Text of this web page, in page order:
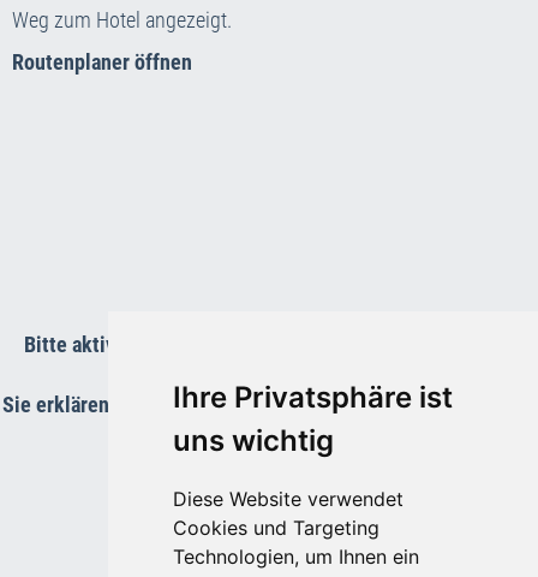
Ihre Privatsphäre ist
uns wichtig
Diese Website verwendet
Cookies und Targeting
Technologien, um Ihnen ein
Weg zum Hotel angezeigt.
Routenplaner öffnen
Bitte aktivieren Sie die Funktions-Cookies um die Karte
Sie erklären Sie sich damit einverstanden, dass Ihre Daten an
Google übermittelt werden.